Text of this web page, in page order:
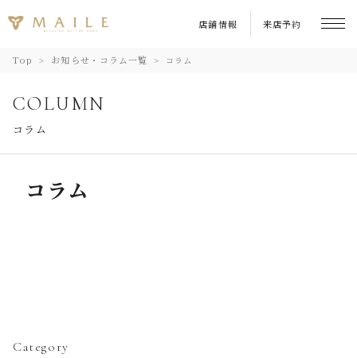
店舗情報 来店予約
Top お知らせ・コラム一覧 コラム
COLUMN
コラム
コラム
Category